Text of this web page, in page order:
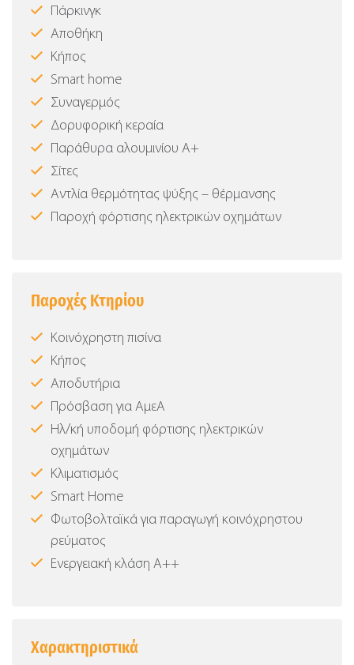
Πάρκινγκ
Αποθήκη
Κήπος
Smart home
Συναγερμός
Δορυφορική κεραία
Παράθυρα αλουμινίου Α+
Σίτες
Αντλία θερμότητας ψύξης – θέρμανσης
Παροχή φόρτισης ηλεκτρικών οχημάτων
Παροχές Κτηρίου
Κοινόχρηστη πισίνα
Κήπος
Αποδυτήρια
Πρόσβαση για ΑμεΑ
Ηλ/κή υποδομή φόρτισης ηλεκτρικών
οχημάτων
Κλιματισμός
Smart Home
Φωτοβολταϊκά για παραγωγή κοινόχρηστου
ρεύματος
Ενεργειακή κλάση Α++
Χαρακτηριστικά